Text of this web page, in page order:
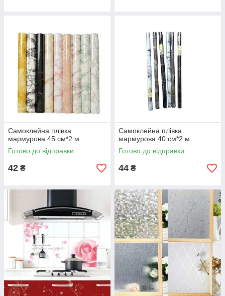
Самоклейна плівка
мармурова 45 см*2 м
Готово до відправки
42 ₴
Самоклейна плівка
мармурова 40 см*2 м
Готово до відправки
44 ₴